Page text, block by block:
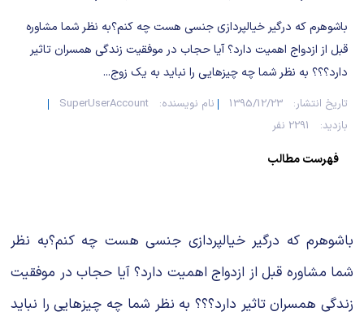
باشوهرم که درگیر خیالپردازی جنسی هست چه کنم؟به نظر شما مشاوره
قبل از ازدواج اهمیت دارد؟ آیا حجاب در موفقیت زندگی همسران تاثیر
دارد؟؟؟ به نظر شما چه چیزهایی را نباید به یک زوج...
تاریخ انتشار: 1395/12/23 نام نویسنده:
SuperUserAccount
بازدید:
2291 نفر
فهرست مطالب
باشوهرم که درگیر خیالپردازی جنسی هست چه کنم؟به نظر
شما مشاوره قبل از ازدواج اهمیت دارد؟ آیا حجاب در موفقیت
زندگی همسران تاثیر دارد؟؟؟ به نظر شما چه چیزهایی را نباید
صلاح های شیمیایی
مطالب جالب شیمی
بمب های شیمیایی
شیمی عمومی
روانپزشکی
طب سنتی
گیاهان دارویی